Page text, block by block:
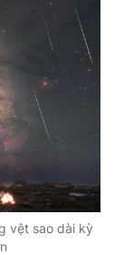
vệt sao dài kỳ